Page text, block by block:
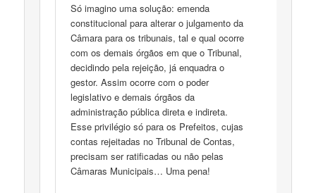
Só imagino uma solução: emenda
constitucional para alterar o julgamento da
Câmara para os tribunais, tal e qual ocorre
com os demais órgãos em que o Tribunal,
decidindo pela rejeição, já enquadra o
gestor. Assim ocorre com o poder
legislativo e demais órgãos da
administração pública direta e indireta.
Esse privilégio só para os Prefeitos, cujas
contas rejeitadas no Tribunal de Contas,
precisam ser ratificadas ou não pelas
Câmaras Municipais… Uma pena!